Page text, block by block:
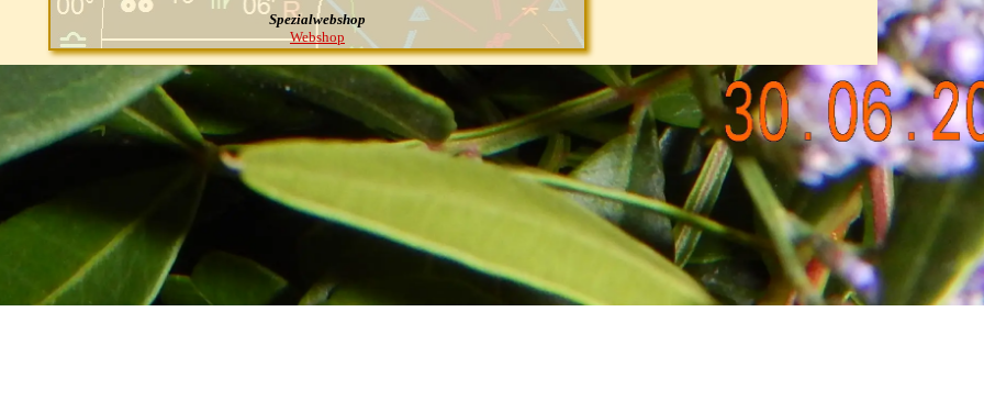
Spezialwebshop
Webshop